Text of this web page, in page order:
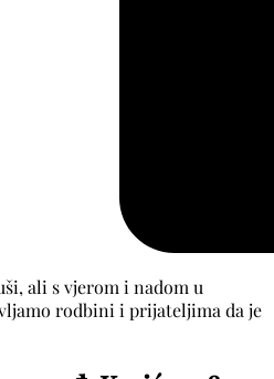
ali s vjerom i nadom u
rodbini i prijateljima da je